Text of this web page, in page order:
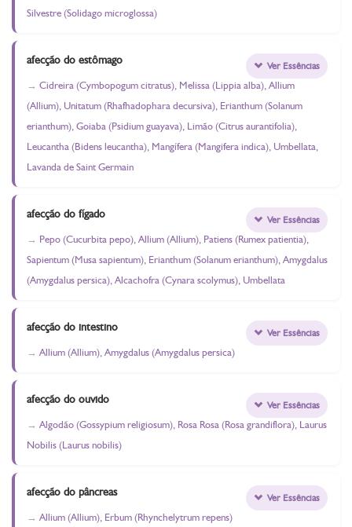
Silvestre (Solidago microglossa)
afecção do estômago
Cidreira (Cymbopogum citratus), Melissa (Lippia alba), Allium
(Allium), Unitatum (Rhafhadophara decursiva), Erianthum (Solanum
erianthum), Goiaba (Psidium guayava), Limão (Citrus aurantifolia),
Leucantha (Bidens leucantha), Mangífera (Mangifera indica), Umbellata,
Lavanda de Saint Germain
Ver Essências
afecção do fígado
Pepo (Cucurbita pepo), Allium (Allium), Patiens (Rumex patientia),
Sapientum (Musa sapientum), Erianthum (Solanum erianthum), Amygdalus
(Amygdalus persica), Alcachofra (Cynara scolymus), Umbellata
Ver Essências
afecção do intestino
Allium (Allium), Amygdalus (Amygdalus persica)
Ver Essências
afecção do ouvido
Algodão (Gossypium religiosum), Rosa Rosa (Rosa grandiflora), Laurus
Nobilis (Laurus nobilis)
Ver Essências
afecção do pâncreas
Allium (Allium), Erbum (Rhynchelytrum repens)
Ver Essências